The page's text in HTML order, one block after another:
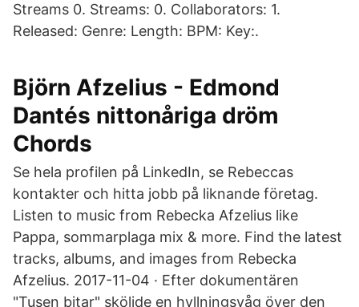
Streams 0. Streams: 0. Collaborators: 1.
Released: Genre: Length: BPM: Key:.
Björn Afzelius - Edmond
Dantés nittonåriga dröm
Chords
Se hela profilen på LinkedIn, se Rebeccas
kontakter och hitta jobb på liknande företag.
Listen to music from Rebecka Afzelius like
Pappa, sommarplaga mix & more. Find the latest
tracks, albums, and images from Rebecka
Afzelius. 2017-11-04 · Efter dokumentären
"Tusen bitar" sköljde en hyllningsvåg över den